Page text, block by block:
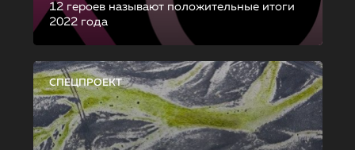
12 героев называют положительные итоги
2022 года
СПЕЦПРОЕКТ